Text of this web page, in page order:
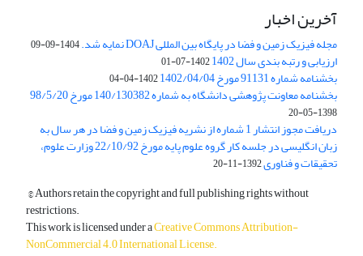
آخرین اخبار
مجله فیزیک زمین و فضا در پایگاه بین المللی DOAJ نمایه شد. 1404-09-09
ارزیابی و رتبه بندی سال 1402 1402-07-01
بخشنامه شماره 91131 مورخ 1402/04/04 1402-04-04
بخشنامه معاونت پژوهشی دانشگاه به شماره 140/130382 مورخ 98/5/20
1398-05-20
دریافت مجوز انتشار 1 شماره از نشریه فیزیک زمین و فضا در هر سال به
زبان انگلیسی در جلسه کار گروه علوم پایه مورخ 22/10/92 وزارت علوم،
تحقیقات و فناوری1392-11-20
© Authors retain the copyright and full publishing rights without
restrictions.
This work is licensed under aCreative Commons Attribution-
NonCommercial 4.0 International License.